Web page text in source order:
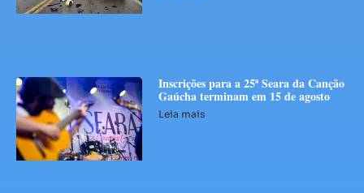
Inscrições para a 25ª Seara da Canção
Gaúcha terminam em 15 de agosto
Leia mais